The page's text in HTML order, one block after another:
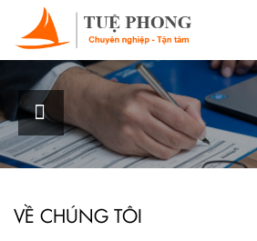
Chào mừng bạn đến với Công ty
trí tuệ và Công nghệ Tuệ Phong
XEM THÊM
VỀ CHÚNG TÔI